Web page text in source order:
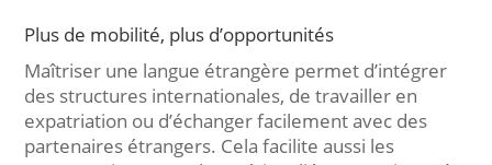
Plus de mobilité, plus d’opportunités
Maîtriser une langue étrangère permet d’intégrer
des structures internationales, de travailler en
expatriation ou d’échanger facilement avec des
partenaires étrangers. Cela facilite aussi les